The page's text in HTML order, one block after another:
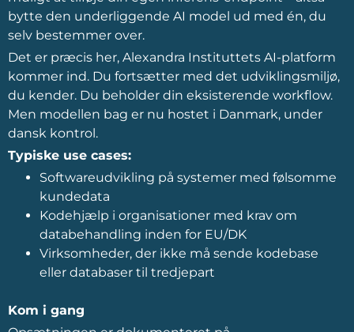
bytte den underliggende AI model ud med én, du
selv bestemmer over.
Det er præcis her, Alexandra Instituttets AI-platform
kommer ind. Du fortsætter med det udviklingsmiljø,
du kender. Du beholder din eksisterende workflow.
Men modellen bag er nu hostet i Danmark, under
dansk kontrol.
Typiske use cases:
Softwareudvikling på systemer med følsomme
kundedata
Kodehjælp i organisationer med krav om
databehandling inden for EU/DK
Virksomheder, der ikke må sende kodebase
eller databaser til tredjepart
Kom i gang